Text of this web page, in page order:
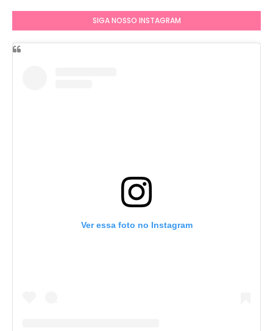
SIGA NOSSO INSTAGRAM
Ver essa foto no Instagram